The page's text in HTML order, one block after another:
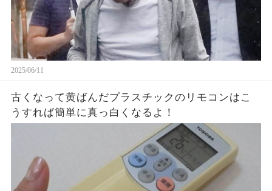
2025/06/11
古くなって黄ばんだプラスチックのリモコンはこ
うすれば簡単に真っ白くなるよ！